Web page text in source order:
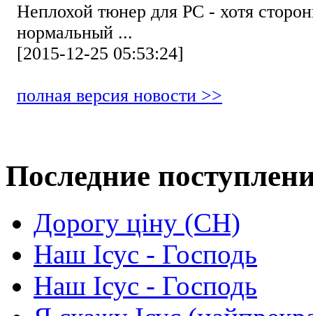
Неплохой тюнер для РС - хотя
нормальный ...
[2015-12-25 05:53:24]
полная версия новости >>
Последние
Дорогу ціну (СН)
Наш Ісус - Господь
Наш Ісус - Господь